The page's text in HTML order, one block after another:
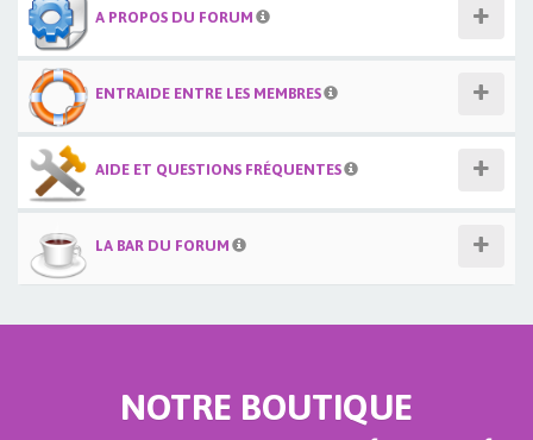
A PROPOS DU FORUM
ENTRAIDE ENTRE LES MEMBRES
AIDE ET QUESTIONS FRÉQUENTES
LA BAR DU FORUM
NOTRE BOUTIQUE